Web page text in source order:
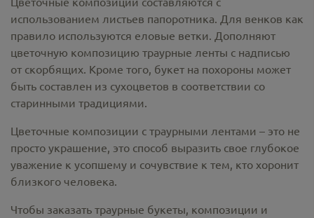
использованием листьев папоротника. Для венков как
правило используются еловые ветки. Дополняют
цветочную композицию траурные ленты с надписью
от скорбящих. Кроме того, букет на похороны может
быть составлен из сухоцветов в соответствии со
старинными традициями.
Цветочные композиции с траурными лентами – это не
просто украшение, это способ выразить свое глубокое
уважение к усопшему и сочувствие к тем, кто хоронит
близкого человека.
Чтобы заказать траурные букеты, композиции и